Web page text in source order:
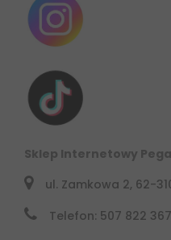
Sklep Internetowy
ul. Zamkowa 2, 62-
Telefon: 507 822